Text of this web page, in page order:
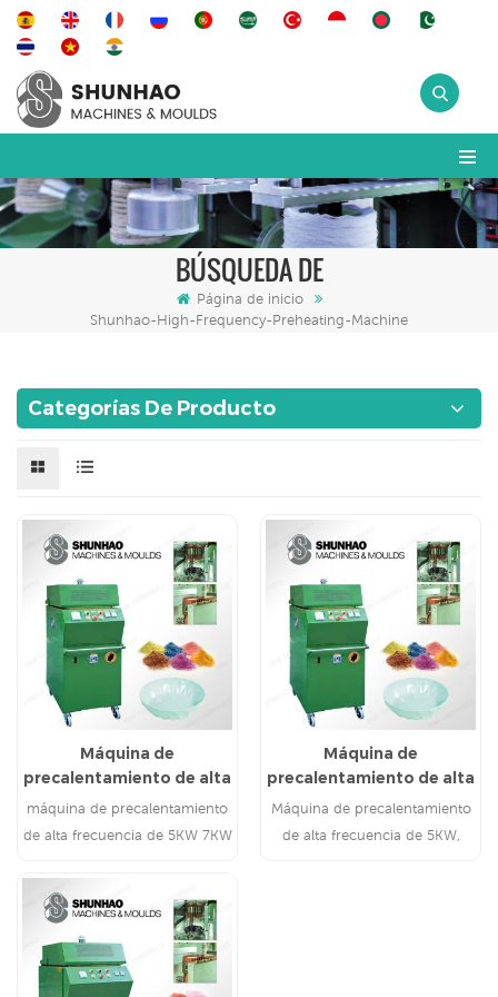
BÚSQUEDA DE
Página de inicio
Shunhao-High-Frequency-Preheating-Machine
Categorías De Producto
Máquina de
precalentamiento de alta
frecuencia Shunhao
máquina de precalentamiento
de alta frecuencia de 5KW 7KW
de moldeo de melamina en
torta
Máquina de
precalentamiento de alta
frecuencia Shunhao
Máquina de precalentamiento
de alta frecuencia de 5KW,